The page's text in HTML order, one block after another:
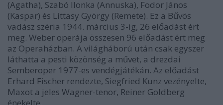
(Agatha), Szabó Ilonka (Annuska), Fodor János
(Kaspar) és Littasy György (Remete). Ez a Bűvös
vadász széria 1944. március 3-ig, 26 előadást ért
meg. Weber operája összesen 96 előadást ért meg
az Operaházban. A világháború után csak egyszer
láthatta a pesti közönség a művet, a drezdai
Semberoper 1977-es vendégjátékán. Az előadást
Erhard Fischer rendezte, Siegfried Kunz vezényelte,
Maxot a jeles Wagner-tenor, Reiner Goldberg
énekelte.